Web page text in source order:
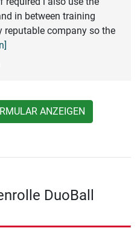
in between training
reputable company so the
ANZEIGEN
DuoBall